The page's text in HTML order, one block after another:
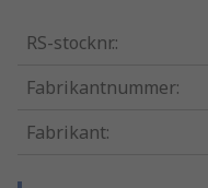
RS-stocknr.:
Fabrikantnummer:
Fabrikant: